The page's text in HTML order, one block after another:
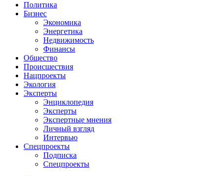
Политика
Бизнес
Экономика
Энергетика
Недвижимость
Финансы
Общество
Происшествия
Нацпроекты
Экология
Эксперты
Энциклопедия
Эксперты
Экспертные мнения
Личный взгляд
Интервью
Спецпроекты
Подписка
Спецпроекты